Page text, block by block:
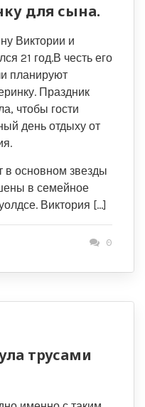
для сына.
Виктории и
21 год.В честь его
планируют
Праздник
чтобы гости
день отдыху от
в основном звезды
в семейное
Виктория […]
0
трусами